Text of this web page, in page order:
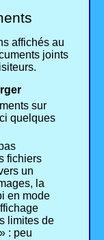
affichés au
joints
sur
quelques
fichiers
un
la
en mode
limites de
: peu